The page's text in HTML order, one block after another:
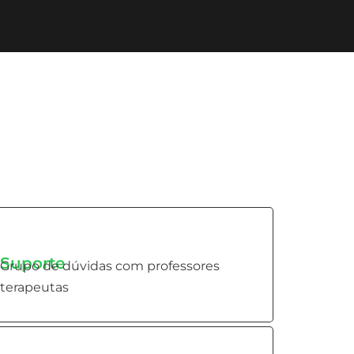
Suporte
Grupo de dúvidas com professores
terapeutas